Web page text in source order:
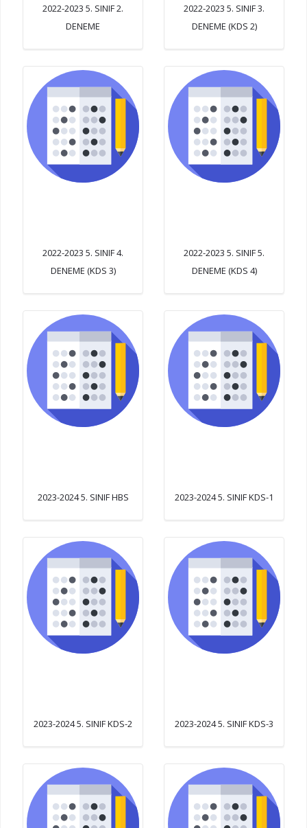
2022-2023 5. SINIF 2.
DENEME
2022-2023 5. SINIF 3.
DENEME (KDS 2)
2022-2023 5. SINIF 4.
DENEME (KDS 3)
2022-2023 5. SINIF 5.
DENEME (KDS 4)
2023-2024 5. SINIF HBS 2023-2024 5. SINIF KDS-1
2023-2024 5. SINIF KDS-2 2023-2024 5. SINIF KDS-3